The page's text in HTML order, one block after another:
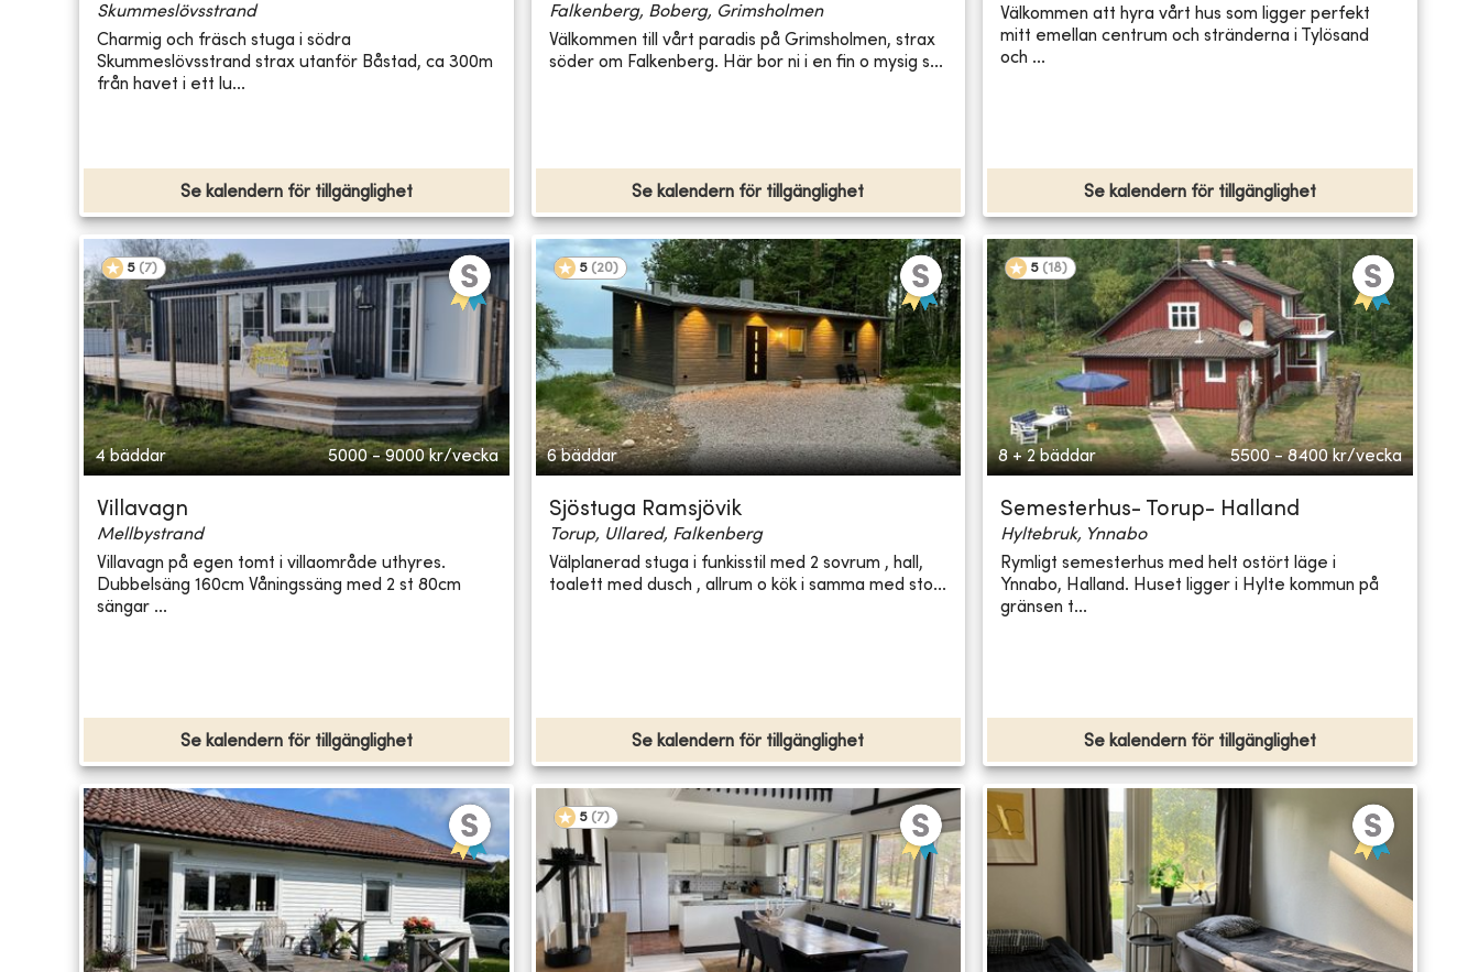
Skummeslövsstrand
Charmig och fräsch stuga i södra
Skummeslövsstrand strax utanför Båstad, ca 300m
från havet i ett lu...
Se kalendern för tillgänglighet
Falkenberg, Boberg, Grimsholmen
Välkommen till vårt paradis på Grimsholmen, strax
söder om Falkenberg. Här bor ni i en fin o mysig s...
Se kalendern för tillgänglighet
Välkommen att hyra vårt hus som ligger perfekt
mitt emellan centrum och stränderna i Tylösand
och ...
Se kalendern för tillgänglighet
5 (7)
4 bäddar 5000 - 9000 kr/vecka
Villavagn
Mellbystrand
Villavagn på egen tomt i villaområde uthyres.
Dubbelsäng 160cm Våningssäng med 2 st 80cm
sängar ...
Se kalendern för tillgänglighet
5 (20)
6 bäddar
Sjöstuga Ramsjövik
Torup, Ullared, Falkenberg
Välplanerad stuga i funkisstil med 2 sovrum , hall,
toalett med dusch , allrum o kök i samma med sto...
Se kalendern för tillgänglighet
5 (18)
8 + 2 bäddar 5500 - 8400 kr/vecka
Semesterhus- Torup- Halland
Hyltebruk, Ynnabo
Rymligt semesterhus med helt ostört läge i
Ynnabo, Halland. Huset ligger i Hylte kommun på
gränsen t...
Se kalendern för tillgänglighet
5 (7)